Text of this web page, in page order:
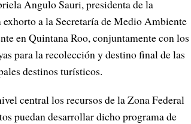
Angulo Sauri, presidenta de la
a la Secretaría de Medio Ambiente
en Quintana Roo, conjuntamente con los
para la recolección y destino final de las
destinos turísticos.
central los recursos de la Zona Federal
puedan desarrollar dicho programa de